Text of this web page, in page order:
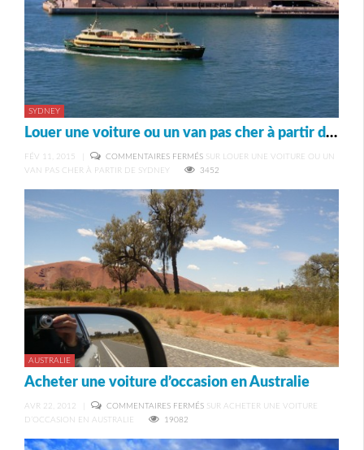
SYDNEY
Louer une voiture ou un van pas cher à partir de Sydney
FÉV 11, 2015 COMMENTAIRES FERMÉS SUR LOUER UNE VOITURE OU UN
VAN PAS CHER À PARTIR DE SYDNEY
3452
AUSTRALIE
Acheter une voiture d’occasion en Australie
AVR 22, 2012 COMMENTAIRES FERMÉS SUR ACHETER UNE VOITURE
D’OCCASION EN AUSTRALIE
19082